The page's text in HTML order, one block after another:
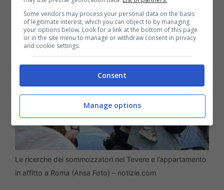
Le ricerche dei sommozzatori nel Tevere e l’appartamento
in affitto a Roma (Ansa Foto) – notizie.com
Some vendors may process your personal data on the basis
of legitimate interest, which you can object to by managing
your options below. Look for a link at the bottom of this page
or in the site menu to manage or withdraw consent in privacy
and cookie settings.
Consent
Manage options